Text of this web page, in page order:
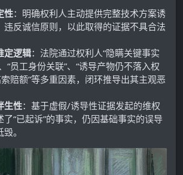
性：明确权利人主动提供完整技术方案诱
违反诚信原则，以此取得的证据不具合法
定逻辑：法院通过权利人“隐瞒关键事实
“员工身份关联”、“诱导产物仍不落入权
索赔额”等多重因素，闭环推导出其主观恶
生性：基于虚假/诱导性证据发起的维权
了“已起诉”的事实，仍因基础事实的误导
。